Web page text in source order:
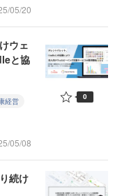
05/20
ウェ
と協
経営
05/08
0
続け